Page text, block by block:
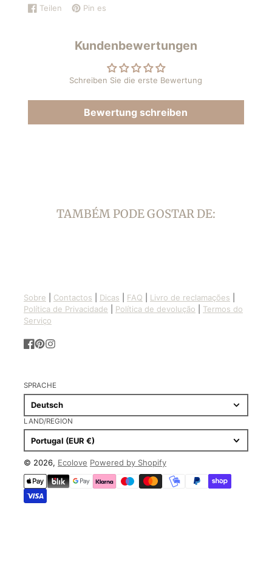
Teilen
Auf
Wird
Pin es
Auf
Wird
neuen
Kundenbewertungen
Schreiben Sie die erste Bewertung
Bewertung schreiben
TAMBÉM PODE GOSTAR DE:
Sobre Contactos Dicas FAQ Livro de reclamações
Política de Privacidade
Política de devolução
Termos do
Serviço
SPRACHE
Deutsch
LAND/REGION
Portugal (EUR €)
© 2026, Ecolove Powered by Shopify
Zahlungsmethoden